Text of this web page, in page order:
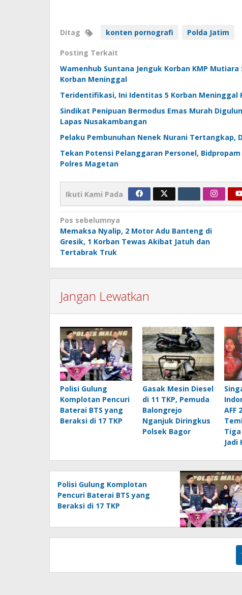
Ditag konten pornografi Polda Jatim
Posting Terkait
Wamenhub Suntana Jenguk Korban KMP
Korban Meninggal
Teridentifikasi, Ini Identitas 5 Korban Meninggal
Sindikat Penipuan Bermodus Emas Murah
Lapas Nusakambangan
Pelaku Pembunuhan Nenek Nurani Tertangkap,
Tekan Potensi Pelanggaran Personel,
Polres Magetan
Ikuti Kami Pada
Navigasi
pos
Pos sebelumnya
Memaksa Nyalip, 2 Motor Adu Banteng di
Gresik, 1 Korban Tewas Akibat Jatuh dan
Tertabrak Truk
Jangan Lewatkan
Polisi Gulung
Komplotan Pencuri
Baterai BTS yang
Beraksi di 17 TKP
Gasak Mesin Diesel
di 11 TKP, Pemuda
Balongrejo
Nganjuk Diringkus
Polsek Bagor
AFF
Jadi
Polisi Gulung Komplotan
Pencuri Baterai BTS yang
Beraksi di 17 TKP